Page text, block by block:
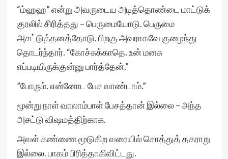
“ம்ஹஹ” என்று அவருடைய அடித்தொண்டை மாட்டுக்
குரலில் சிரித்தது – பெருமையோடு. பெருமை
அசட்டுத்தனத்தோடு. பிறகு அவராகவே குழைந்து
தொடர்ந்தார். “கோச்சுக்காதெ. உன் மனசு
எப்படியிருக்குன்னு பார்த்தேன்.”
”போரும். என்னோட பேச வாண்டாம்.”
மூன்று நாள் வாலாம்பாள் பேசத்தான் இல்லை – அந்த
அசட்டு விஷமத்திற்காக.
அவள் கண்ணை மூடுகிற வரையில் சொத்துத் தகராறு
இல்லை. பாகம் பிரித்தாகிவிட்டது.